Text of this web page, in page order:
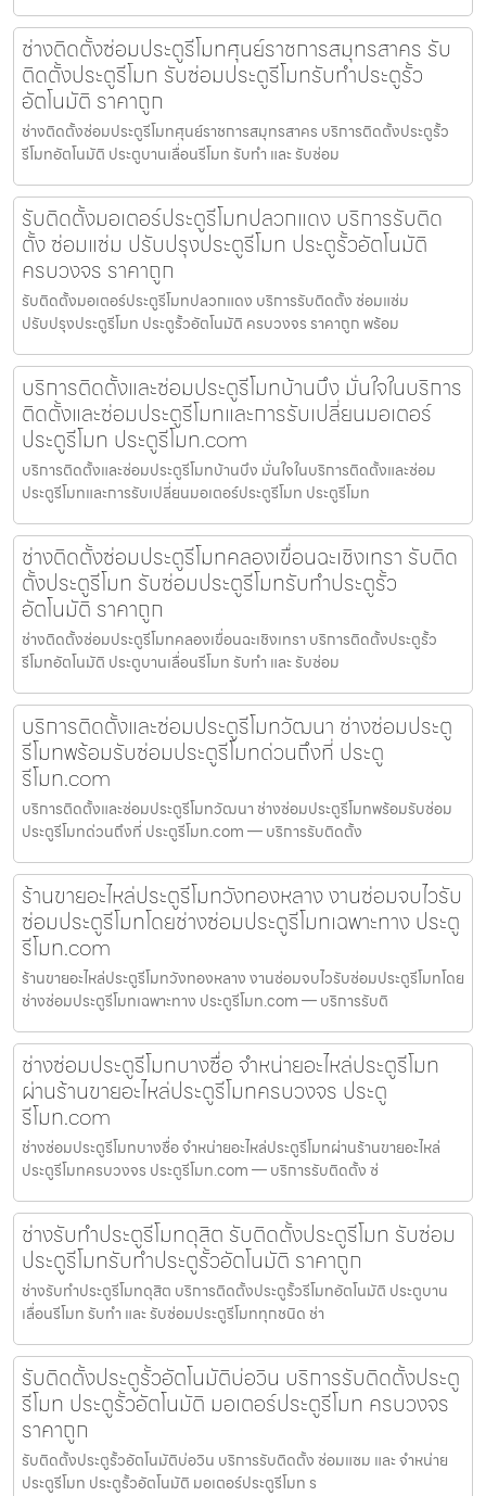
ช่างติดตั้งซ่อมประตูรีโมทศุนย์ราชการสมุทรสาคร รับ
ติดตั้งประตูรีโมท รับซ่อมประตูรีโมทรับทำประตูรั้ว
อัตโนมัติ ราคาถูก
ช่างติดตั้งซ่อมประตูรีโมทศุนย์ราชการสมุทรสาคร บริการติดตั้งประตูรั้ว
รีโมทอัตโนมัติ ประตูบานเลื่อนรีโมท รับทำ และ รับซ่อม
รับติดตั้งมอเตอร์ประตูรีโมทปลวกแดง บริการรับติด
ตั้ง ซ่อมแซ่ม ปรับปรุงประตูรีโมท ประตูรั้วอัตโนมัติ
ครบวงจร ราคาถูก
รับติดตั้งมอเตอร์ประตูรีโมทปลวกแดง บริการรับติดตั้ง ซ่อมแซ่ม
ปรับปรุงประตูรีโมท ประตูรั้วอัตโนมัติ ครบวงจร ราคาถูก พร้อม
บริการติดตั้งและซ่อมประตูรีโมทบ้านบึง มั่นใจในบริการ
ติดตั้งและซ่อมประตูรีโมทและการรับเปลี่ยนมอเตอร์
ประตูรีโมท ประตูรีโมท.com
บริการติดตั้งและซ่อมประตูรีโมทบ้านบึง มั่นใจในบริการติดตั้งและซ่อม
ประตูรีโมทและการรับเปลี่ยนมอเตอร์ประตูรีโมท ประตูรีโมท
ช่างติดตั้งซ่อมประตูรีโมทคลองเขื่อนฉะเชิงเทรา รับติด
ตั้งประตูรีโมท รับซ่อมประตูรีโมทรับทำประตูรั้ว
อัตโนมัติ ราคาถูก
ช่างติดตั้งซ่อมประตูรีโมทคลองเขื่อนฉะเชิงเทรา บริการติดตั้งประตูรั้ว
รีโมทอัตโนมัติ ประตูบานเลื่อนรีโมท รับทำ และ รับซ่อม
บริการติดตั้งและซ่อมประตูรีโมทวัฒนา ช่างซ่อมประตู
รีโมทพร้อมรับซ่อมประตูรีโมทด่วนถึงที่ ประตู
รีโมท.com
บริการติดตั้งและซ่อมประตูรีโมทวัฒนา ช่างซ่อมประตูรีโมทพร้อมรับซ่อม
ประตูรีโมทด่วนถึงที่ ประตูรีโมท.com — บริการรับติดตั้ง
ร้านขายอะไหล่ประตูรีโมทวังทองหลาง งานซ่อมจบไวรับ
ซ่อมประตูรีโมทโดยช่างซ่อมประตูรีโมทเฉพาะทาง ประตู
รีโมท.com
ร้านขายอะไหล่ประตูรีโมทวังทองหลาง งานซ่อมจบไวรับซ่อมประตูรีโมทโดย
ช่างซ่อมประตูรีโมทเฉพาะทาง ประตูรีโมท.com — บริการรับติ
ช่างซ่อมประตูรีโมทบางซื่อ จำหน่ายอะไหล่ประตูรีโมท
ผ่านร้านขายอะไหล่ประตูรีโมทครบวงจร ประตู
รีโมท.com
ช่างซ่อมประตูรีโมทบางซื่อ จำหน่ายอะไหล่ประตูรีโมทผ่านร้านขายอะไหล่
ประตูรีโมทครบวงจร ประตูรีโมท.com — บริการรับติดตั้ง ซ่
ช่างรับทำประตูรีโมทดุสิต รับติดตั้งประตูรีโมท รับซ่อม
ประตูรีโมทรับทำประตูรั้วอัตโนมัติ ราคาถูก
ช่างรับทำประตูรีโมทดุสิต บริการติดตั้งประตูรั้วรีโมทอัตโนมัติ ประตูบาน
เลื่อนรีโมท รับทำ และ รับซ่อมประตูรีโมททุกชนิด ช่า
รับติดตั้งประตูรั้วอัตโนมัติบ่อวิน บริการรับติดตั้งประตู
รีโมท ประตูรั้วอัตโนมัติ มอเตอร์ประตูรีโมท ครบวงจร
ราคาถูก
รับติดตั้งประตูรั้วอัตโนมัติบ่อวิน บริการรับติดตั้ง ซ่อมแซม และ จำหน่าย
ประตูรีโมท ประตูรั้วอัตโนมัติ มอเตอร์ประตูรีโมท ร